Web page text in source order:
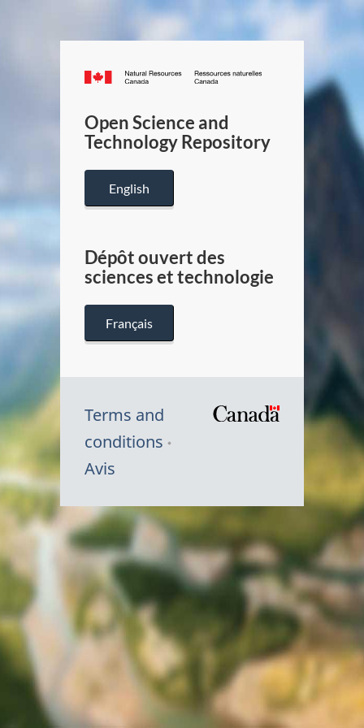
Canada.ca
/
Canada
Open Science and
Technology Repository
English
Dépôt ouvert des
sciences et technologie
Français
Terms and
conditions
Avis
Canada